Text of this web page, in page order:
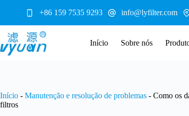
conteúdo
+86 159 7535 9293 info@lyfilter.com
Início Sobre nós
Início - Manutenção e resolução de problemas - Como os
filtros